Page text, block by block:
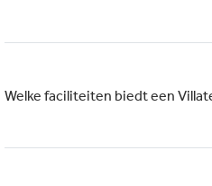
Welke faciliteiten biedt een